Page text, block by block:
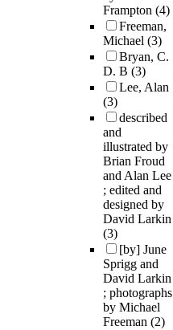
Frampton (4)
Freeman,
Michael (3)
Bryan, C.
D. B (3)
Lee, Alan
(3)
described
and
illustrated by
Brian Froud
and Alan Lee
; edited and
designed by
David Larkin
(3)
[by] June
Sprigg and
David Larkin
; photographs
by Michael
Freeman (2)